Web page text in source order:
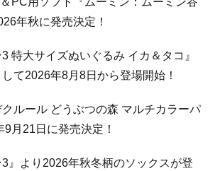
年秋に発売決定！
3 特大サイズぬいぐるみ イカ＆タコ』
て2026年8月8日から登場開始！
クルール どうぶつの森 マルチカラーパ
月21日に発売決定！
3』より2026年秋冬柄のソックスが登